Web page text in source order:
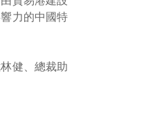
力的中國特
健、總裁助